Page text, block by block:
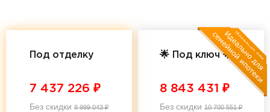
Под отделку
7 437 226 ₽
Без скидки 8 999 043₽
🌟 Под ключ 🌟
8 843 431 ₽
Без скидки 10 700 551₽